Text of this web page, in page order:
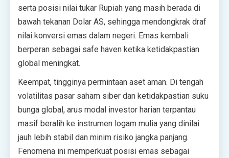
serta posisi nilai tukar Rupiah yang masih berada di
bawah tekanan Dolar AS, sehingga mendongkrak draf
nilai konversi emas dalam negeri. Emas kembali
berperan sebagai safe haven ketika ketidakpastian
global meningkat.
Keempat, tingginya permintaan aset aman. Di tengah
volatilitas pasar saham siber dan ketidakpastian suku
bunga global, arus modal investor harian terpantau
masif beralih ke instrumen logam mulia yang dinilai
jauh lebih stabil dan minim risiko jangka panjang.
Fenomena ini memperkuat posisi emas sebagai